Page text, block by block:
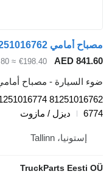
€198.40
≈ $228.80
- مصباح أمامي
/ مازوت